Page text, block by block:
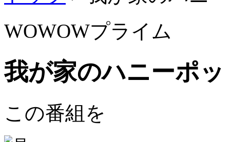
WOWOWプライム
我が家のハニーポッ
この番組を